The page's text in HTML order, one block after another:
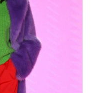
Cain Berlin